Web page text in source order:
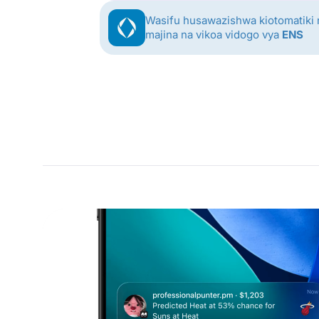
Wasifu husawazishwa kiotomatiki
majina na vikoa vidogo vya ENS